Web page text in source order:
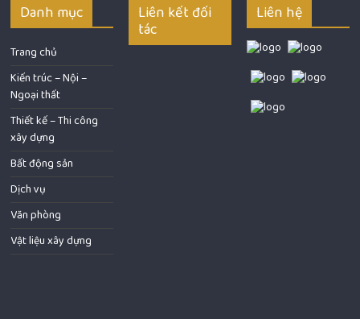
Danh mục
Trang chủ
Kiến trúc – Nội –
Ngoại thất
Thiết kế – Thi công
xây dựng
Bất động sản
Dịch vụ
Văn phòng
Vật liệu xây dựng
Liên kết đối
tác
Liên hệ